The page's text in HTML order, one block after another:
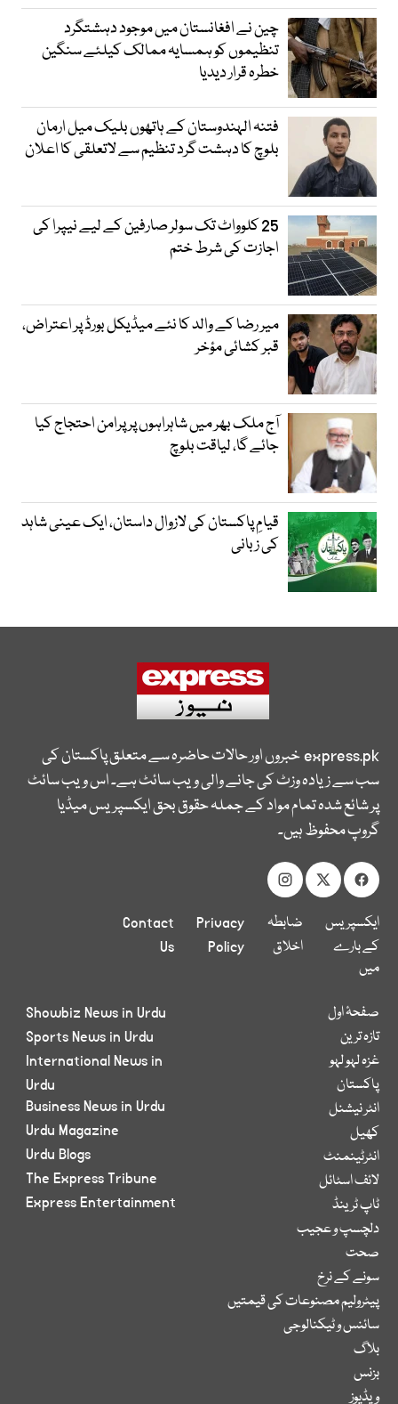
چین نے افغانستان میں موجود دہشتگرد
تنظیموں کو ہمسایہ ممالک کیلئے سنگین
خطرہ قرار دیدیا
فتنہ الہندوستان کے ہاتھوں بلیک میل ارمان
بلوچ کا دہشت گرد تنظیم سے لاتعلقی کا اعلان
25 کلوواٹ تک سولر صارفین کے لیے نیپرا کی
اجازت کی شرط ختم
میر رضا کے والد کا نئے میڈیکل بورڈ پر اعتراض،
قبر کشائی مؤخر
آج ملک بھر میں شاہراہوں پر پرامن احتجاج کیا
جائے گا، لیاقت بلوچ
قیامِ پاکستان کی لازوال داستان، ایک عینی شاہد
کی زبانی
express.pkخبروں اور حالات حاضرہ سے متعلق پاکستان کی
سب سے زیادہ وزٹ کی جانے والی ویب سائٹ ہے۔ اس ویب سائٹ
پر شائع شدہ تمام مواد کے جملہ حقوق بحق ایکسپریس میڈیا
گروپ محفوظ ہیں۔
ایکسپریس
کے بارے
میں
ضابطہ
اخلاق
Privacy
Policy
Contact
Us
صفحۂ اول
تازہ ترین
غزہ لہو لہو
پاکستان
انٹر نیشنل
کھیل
انٹرٹینمنٹ
لائف اسٹائل
ٹاپ ٹرینڈ
دلچسپ و عجیب
صحت
سونے کے نرخ
پیٹرولیم مصنوعات کی قیمتیں
سائنس و ٹیکنالوجی
بلاگ
بزنس
ویڈیوز
Showbiz News in Urdu
Sports News in Urdu
International News in
Urdu
Business News in Urdu
Urdu Magazine
Urdu Blogs
The Express Tribune
Express Entertainment